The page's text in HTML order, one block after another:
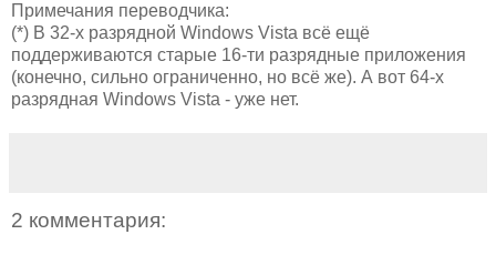
Примечания переводчика:
(*) В 32-х разрядной Windows Vista всё ещё
поддерживаются старые 16-ти разрядные приложения
(конечно, сильно ограниченно, но всё же). А вот 64-х
разрядная Windows Vista - уже нет.
2 комментария: